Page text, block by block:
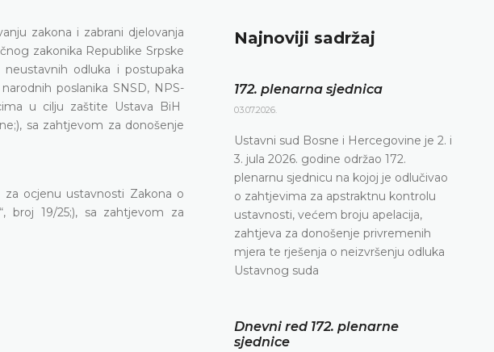
zakona i zabrani djelovanja
zakonika Republike Srpske
neustavnih odluka i postupaka
poslanika SNSD, NPS-
u cilju zaštite Ustava BiH
sa zahtjevom za donošenje
ocjenu ustavnosti Zakona o
broj 19/25;), sa zahtjevom za
Najnoviji sadržaj
172. plenarna sjednica
03.07.2026.
Ustavni sud Bosne i Hercegovine je 2. i
3. jula 2026. godine održao 172.
plenarnu sjednicu na kojoj je odlučivao
o zahtjevima za apstraktnu kontrolu
ustavnosti, većem broju apelacija,
zahtjeva za donošenje privremenih
mjera te rješenja o neizvršenju odluka
Ustavnog suda
Dnevni red 172. plenarne
sjednice